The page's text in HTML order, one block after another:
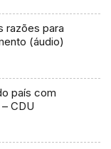
razões para
(áudio)
país com
CDU